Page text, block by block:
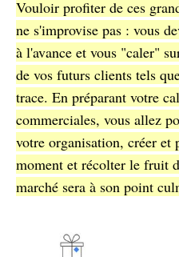
Vouloir profiter de ces
ne s'improvise pas : vous
à l'avance et vous "caler"
de vos futurs clients tels
trace. En préparant votre
commerciales, vous allez
votre organisation, créer et
moment et récolter le fruit
marché sera à son point